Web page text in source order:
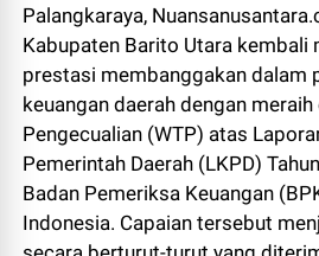
Palangkaraya,
Kabupaten Barito Utara kembali
prestasi membanggakan dalam
keuangan daerah dengan
Pengecualian (WTP) atas
Pemerintah Daerah (LKPD)
Badan Pemeriksa Keuangan
Indonesia. Capaian tersebut